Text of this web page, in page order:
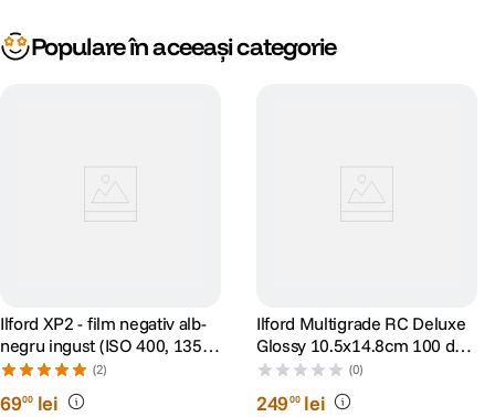
Populare în aceeași categorie
Ilford XP2 - film negativ alb-
negru ingust (ISO 400, 135-
24)
(2)
6900 lei
Ilford Multigrade RC Deluxe
Glossy 10.5x14.8cm 100 de
Coli
(0)
24900 lei